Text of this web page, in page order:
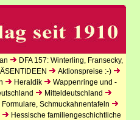
DFA 157: Winterling, Fransecky,
Aktionspreise :-)
Heraldik
Wappenringe und -
Mitteldeutschland
Formulare, Schmuckahnentafeln
Hessische familiengeschichtliche